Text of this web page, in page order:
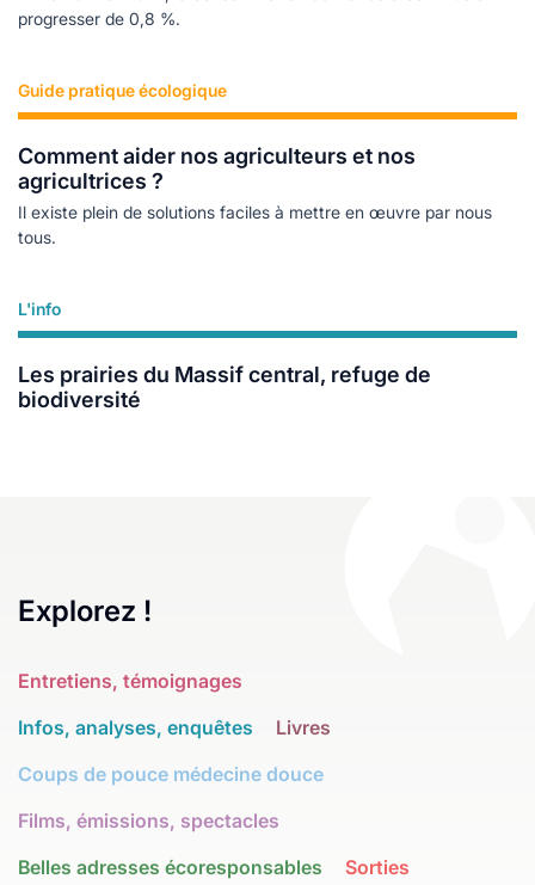
progresser de 0,8 %.
Guide pratique écologique
Comment aider nos agriculteurs et nos
agricultrices ?
Il existe plein de solutions faciles à mettre en œuvre par nous
tous.
Lire plus
L'info
Les prairies du Massif central, refuge de
biodiversité
Lire plus
Explorez !
Entretiens, témoignages
Infos, analyses, enquêtes
Livres
Coups de pouce médecine douce
Films, émissions, spectacles
Belles adresses écoresponsables
Sorties